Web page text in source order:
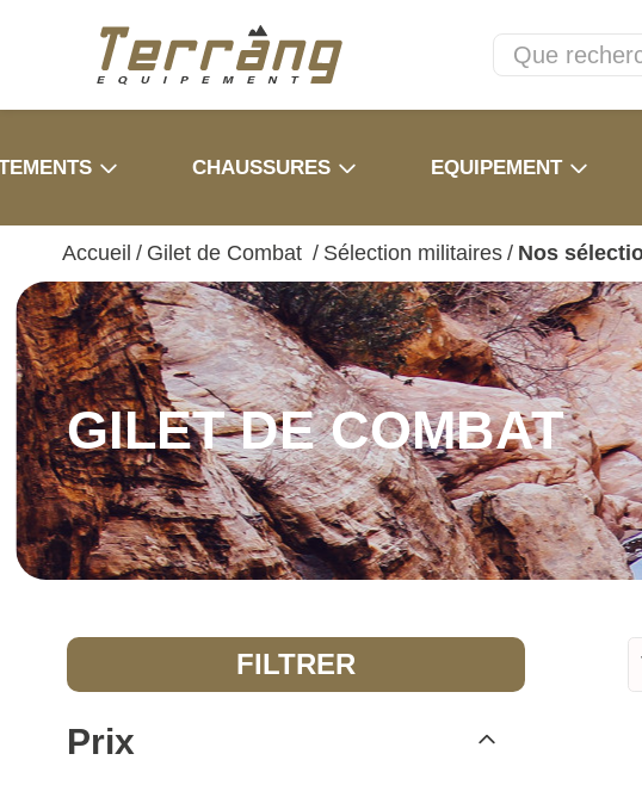
CHAUSSURES EQUIPEMENT
Accueil / Gilet de Combat / Sélection militaires / Nos
GILET DE COMBAT
FILTRER
Prix